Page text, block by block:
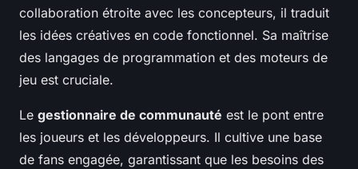
collaboration étroite avec les concepteurs, il traduit
les idées créatives en code fonctionnel. Sa maîtrise
des langages de programmation et des moteurs de
jeu est cruciale.
Le gestionnaire de communauté est le pont entre
les joueurs et les développeurs. Il cultive une base
de fans engagée, garantissant que les besoins des